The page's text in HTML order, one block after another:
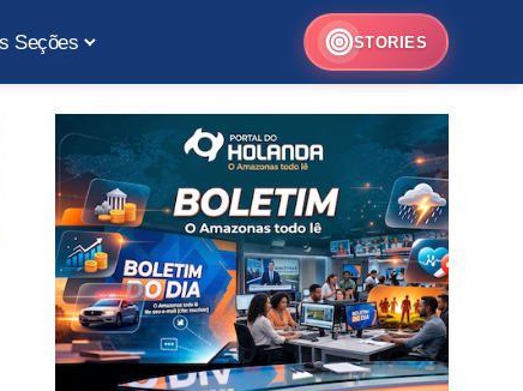
Seções STORIES